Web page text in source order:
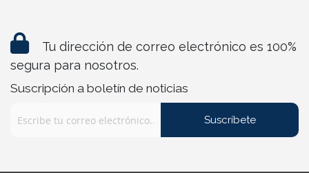
Tu dirección de correo electrónico es 100%
segura para nosotros.
Suscripción a boletín de noticias
Suscríbete